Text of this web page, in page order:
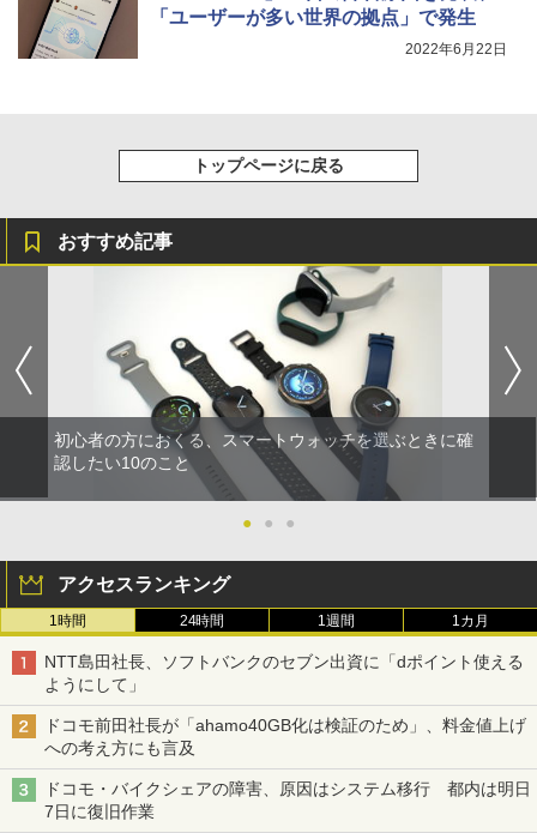
「ユーザーが多い世界の拠点」で発生
2022年6月22日
トップページに戻る
おすすめ記事
初心者の方におくる、スマートウォッチを選ぶときに確
認したい10のこと
● ● ●
アクセスランキング
1時間 24時間 1週間 1カ月
NTT島田社長、ソフトバンクのセブン出資に「dポイント使える
ようにして」
ドコモ前田社長が「ahamo40GB化は検証のため」、料金値上げ
への考え方にも言及
ドコモ・バイクシェアの障害、原因はシステム移行 都内は明日
7日に復旧作業